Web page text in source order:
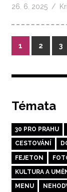
26. 6. 2025
1 2 3
Témata
30 PRO PRAHU
CESTOVÁNÍ
FEJETON
KULTURA A
MENU